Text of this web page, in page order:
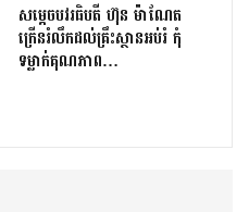
សម្តេចបវរធិបតី ហ៊ុន ម៉ាណែត
ក្រើនរំលឹកដល់គ្រឹះស្ថានអប់រំ កុំ
ទម្លាក់គុណភាព…